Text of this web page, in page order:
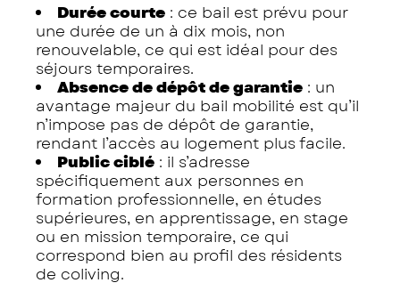
Durée courte : ce bail est prévu pour
une durée de un à dix mois, non
renouvelable, ce qui est idéal pour des
séjours temporaires.
Absence de dépôt de garantie : un
avantage majeur du bail mobilité est qu’il
n’impose pas de dépôt de garantie,
rendant l’accès au logement plus facile.
Public ciblé : il s’adresse
spécifiquement aux personnes en
formation professionnelle, en études
supérieures, en apprentissage, en stage
ou en mission temporaire, ce qui
correspond bien au profil des résidents
de coliving.